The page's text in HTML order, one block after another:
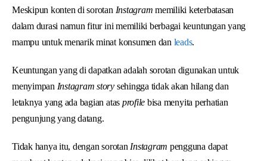
Meskipun konten di sorotan Instagram memiliki keterbatasan
dalam durasi namun fitur ini memiliki berbagai keuntungan yang
mampu untuk menarik minat konsumen dan leads.
Keuntungan yang di dapatkan adalah sorotan digunakan untuk
menyimpan Instagram story sehingga tidak akan hilang dan
letaknya yang ada bagian atas profile bisa menyita perhatian
pengunjung yang datang.
Tidak hanya itu, dengan sorotan Instagram pengguna dapat